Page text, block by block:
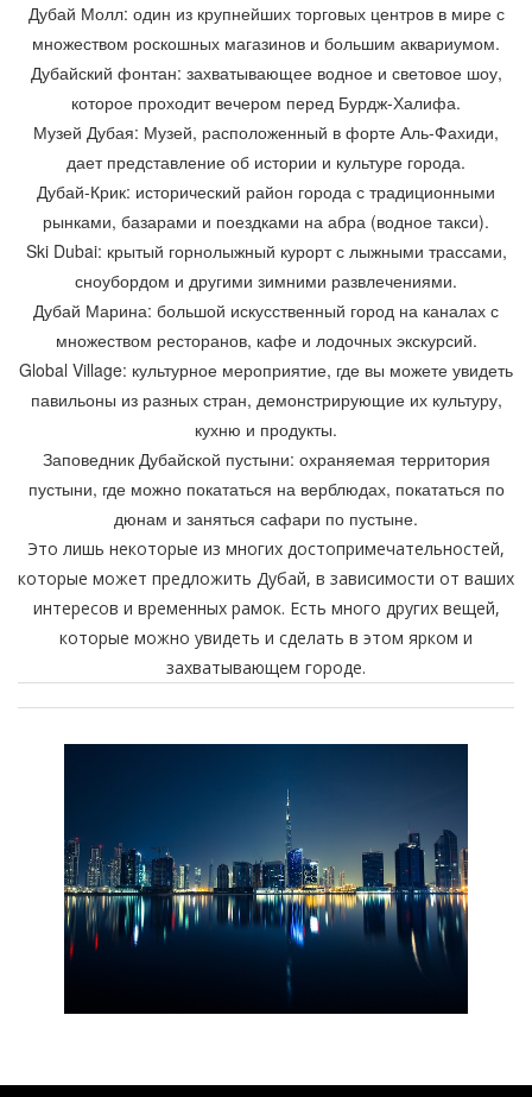
Дубай Молл: один из крупнейших торговых центров в мире с
множеством роскошных магазинов и большим аквариумом.
Дубайский фонтан: захватывающее водное и световое шоу,
которое проходит вечером перед Бурдж-Халифа.
Музей Дубая: Музей, расположенный в форте Аль-Фахиди,
дает представление об истории и культуре города.
Дубай-Крик: исторический район города с традиционными
рынками, базарами и поездками на абра (водное такси).
Ski Dubai: крытый горнолыжный курорт с лыжными трассами,
сноубордом и другими зимними развлечениями.
Дубай Марина: большой искусственный город на каналах с
множеством ресторанов, кафе и лодочных экскурсий.
Global Village: культурное мероприятие, где вы можете увидеть
павильоны из разных стран, демонстрирующие их культуру,
кухню и продукты.
Заповедник Дубайской пустыни: охраняемая территория
пустыни, где можно покататься на верблюдах, покататься по
дюнам и заняться сафари по пустыне.
Это лишь некоторые из многих достопримечательностей,
которые может предложить Дубай, в зависимости от ваших
интересов и временных рамок. Есть много других вещей,
которые можно увидеть и сделать в этом ярком и
захватывающем городе.